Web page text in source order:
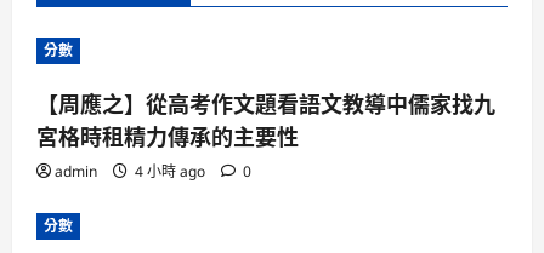
分數
【周應之】從高考作文題看語文教導中儒家找九
宮格時租精力傳承的主要性
admin 4 小時 ago 0
分數